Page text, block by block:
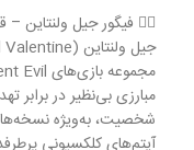
🧟‍♀️ فیگور جیل ولنتاین –
مبارزی بی‌نظیر در برابر
آیتم‌های کلکسیونی